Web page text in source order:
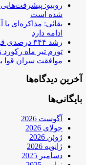
روبیو:
شده است
بقائی: مذاکره‌ای با
ادامه دارد
رشد ۳۴۴ درصدی قیمت روغن/ لبنیات چقدر گران شد؟
تورم تیر ماه رکورد زد؛ ۸۳.۹
موافقت سران قوا
آخرین دیدگاه‌ها
بایگانی‌ها
آگوست 2026
جولای 2026
ژوئن 2026
ژانویه 2026
دسامبر 2025